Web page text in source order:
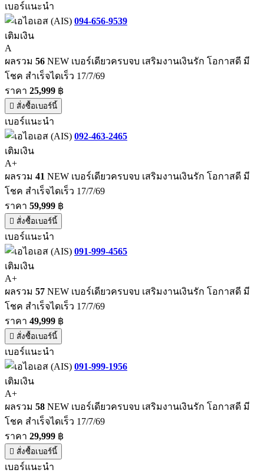
เบอร์แนะนำ
094-656-9539
เติมเงิน
A
ผลรวม 56 NEW เบอร์เดียวครบจบ เสริมงานเงินรัก โอกาสดี มี
โชค สำเร็จไดเร็ว 17/7/69
ราคา 25,999 ฿
สั่งซื้อเบอร์นี้
เบอร์แนะนำ
092-463-2465
เติมเงิน
A+
ผลรวม 41 NEW เบอร์เดียวครบจบ เสริมงานเงินรัก โอกาสดี มี
โชค สำเร็จไดเร็ว 17/7/69
ราคา 59,999 ฿
สั่งซื้อเบอร์นี้
เบอร์แนะนำ
091-999-4565
เติมเงิน
A+
ผลรวม 57 NEW เบอร์เดียวครบจบ เสริมงานเงินรัก โอกาสดี มี
โชค สำเร็จไดเร็ว 17/7/69
ราคา 49,999 ฿
สั่งซื้อเบอร์นี้
เบอร์แนะนำ
091-999-1956
เติมเงิน
A+
ผลรวม 58 NEW เบอร์เดียวครบจบ เสริมงานเงินรัก โอกาสดี มี
โชค สำเร็จไดเร็ว 17/7/69
ราคา 29,999 ฿
สั่งซื้อเบอร์นี้
เบอร์แนะนำ